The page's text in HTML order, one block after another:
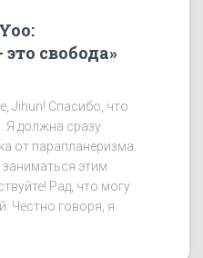
свобода»
Jihun! Спасибо, что
Я должна сразу
от парапланеризма.
этим
Рад, что могу
Честно говоря, я